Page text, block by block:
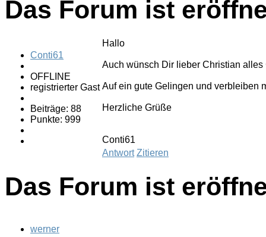
Das Forum ist
Conti61
OFFLINE
registrierter Gast
Beiträge: 88
Punkte: 999
Hallo
Auch wünsch Dir lieber Christian
Auf ein gute Gelingen und verbleiben
Herzliche Grüße
Conti61
Antwort Zitieren
Das Forum ist
werner